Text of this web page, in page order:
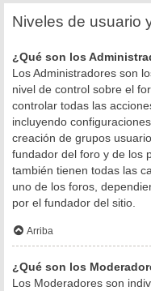
Niveles de usuario
¿Qué son los
Los Administradores son
nivel de control sobre el
controlar todas las
incluyendo
creación de grupos
fundador del foro y de los
también tienen todas las
uno de los foros,
por el fundador del sitio.
Arriba
¿Qué son los
Los Moderadores son